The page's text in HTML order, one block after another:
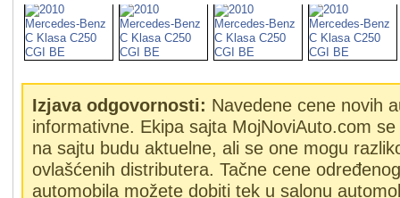
Izjava odgovornosti: Navedene cene novih
informativne. Ekipa sajta MojNoviAuto.com
na sajtu budu aktuelne, ali se one mogu
ovlašćenih distributera. Tačne cene
automobila možete dobiti tek u salonu